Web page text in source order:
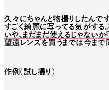
久々にちゃんと物撮りしたんで
すごく綺麗に写ってる気がする
いや、まだまだ使えるじゃない
望遠レンズを買うまでは今まで
作例（試し撮り）